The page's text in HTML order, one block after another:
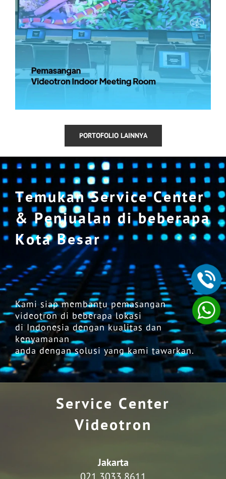
PORTOFOLIO LAINNYA
Temukan Service Center
& Penjualan di beberapa
Kota Besar
Kami siap membantu pemasangan
videotron di beberapa lokasi
di Indonesia dengan kualitas dan
kenyamanan
anda dengan solusi yang kami tawarkan.
Service Center
Videotron
Jakarta